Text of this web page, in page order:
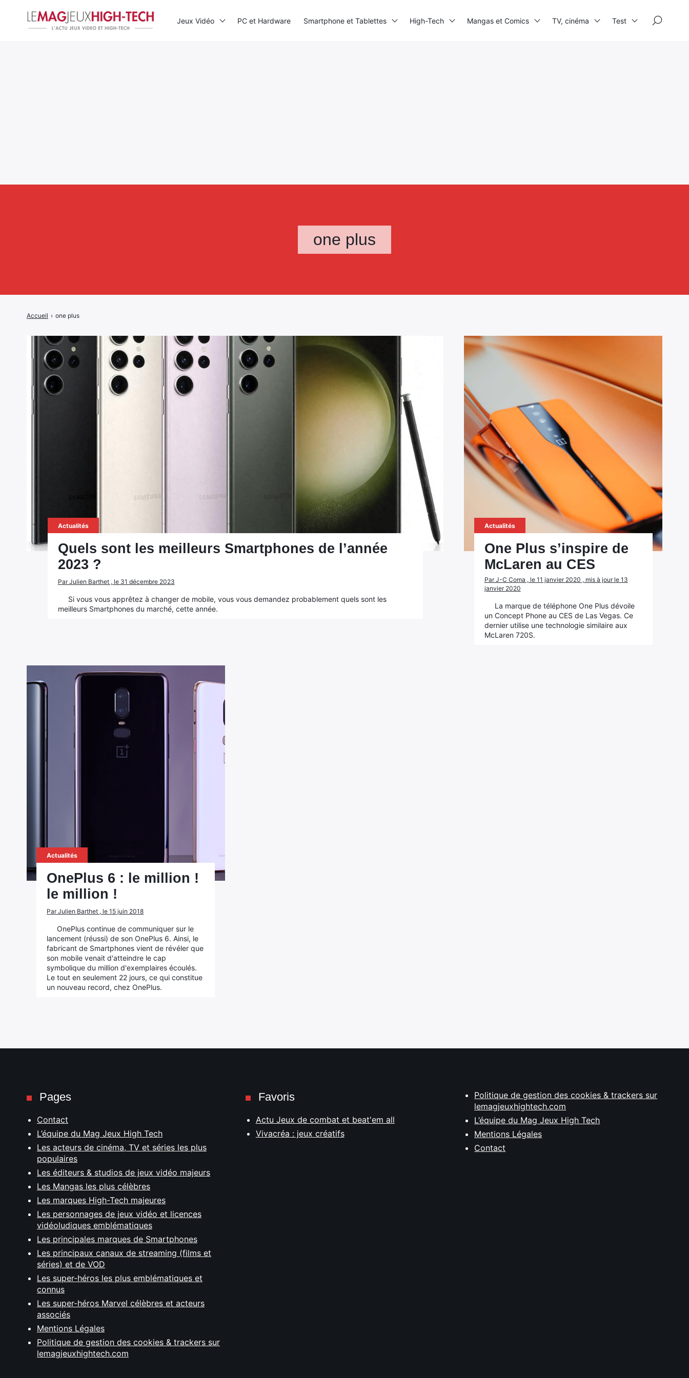
one plus
Accueil › one plus
Actualités
Quels sont les meilleurs Smartphones de l’année
2023 ?
Par Julien Barthet , le 31 décembre 2023
Si vous vous apprêtez à changer de mobile, vous vous demandez probablement quels sont les
meilleurs Smartphones du marché, cette année.
Actualités
One Plus s’inspire de
McLaren au CES
Par J-C Coma , le 11 janvier 2020 , mis à jour le 13
janvier 2020
La marque de téléphone One Plus dévoile
un Concept Phone au CES de Las Vegas. Ce
dernier utilise une technologie similaire aux
McLaren 720S.
Actualités
OnePlus 6 : le million !
le million !
Par Julien Barthet , le 15 juin 2018
OnePlus continue de communiquer sur le
lancement (réussi) de son OnePlus 6. Ainsi, le
fabricant de Smartphones vient de révéler que
son mobile venait d'atteindre le cap
symbolique du million d'exemplaires écoulés.
Le tout en seulement 22 jours, ce qui constitue
un nouveau record, chez OnePlus.
Jeux Vidéo PC et Hardware Smartphone et Tablettes High-Tech Mangas et Comics TV, cinéma Test
Pages
Contact
L’équipe du Mag Jeux High Tech
Les acteurs de cinéma, TV et séries les plus
populaires
Les éditeurs & studios de jeux vidéo majeurs
Les Mangas les plus célèbres
Les marques High-Tech majeures
Les personnages de jeux vidéo et licences
vidéoludiques emblématiques
Les principales marques de Smartphones
Les principaux canaux de streaming (films et
séries) et de VOD
Les super-héros les plus emblématiques et
connus
Les super-héros Marvel célèbres et acteurs
associés
Mentions Légales
Politique de gestion des cookies & trackers sur
lemagjeuxhightech.com
Favoris
Actu Jeux de combat et beat'em all
Vivacréa : jeux créatifs
Politique de gestion des cookies & trackers sur
lemagjeuxhightech.com
L’équipe du Mag Jeux High Tech
Mentions Légales
Contact